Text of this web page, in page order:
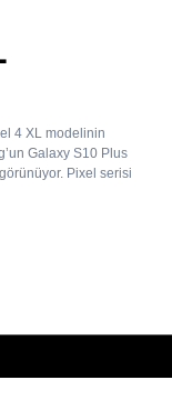
4 XL modelinin
Galaxy S10 Plus
Pixel serisi